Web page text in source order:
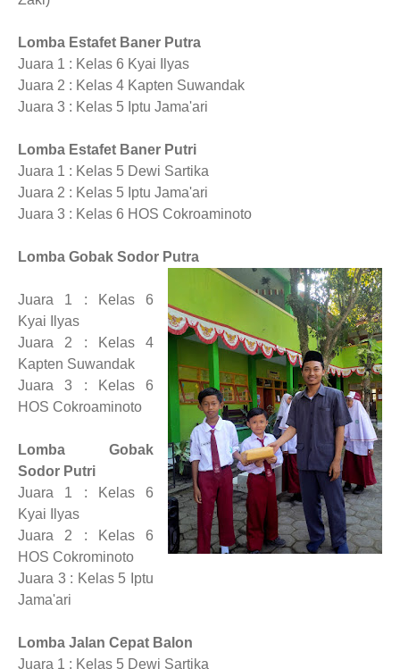
Lomba Estafet Baner Putra
Juara 1 : Kelas 6 Kyai Ilyas
Juara 2 : Kelas 4 Kapten Suwandak
Juara 3 : Kelas 5 Iptu Jama'ari
Lomba Estafet Baner Putri
Juara 1 : Kelas 5 Dewi Sartika
Juara 2 : Kelas 5 Iptu Jama'ari
Juara 3 : Kelas 6 HOS Cokroaminoto
Lomba Gobak Sodor Putra
Juara 1 : Kelas 6
Kyai Ilyas
Juara 2 : Kelas 4
Kapten Suwandak
Juara 3 : Kelas 6
HOS Cokroaminoto
Lomba Gobak
Sodor Putri
Juara 1 : Kelas 6
Kyai Ilyas
Juara 2 : Kelas 6
HOS Cokrominoto
Juara 3 : Kelas 5 Iptu
Jama'ari
Lomba Jalan Cepat Balon
Juara 1 : Kelas 5 Dewi Sartika